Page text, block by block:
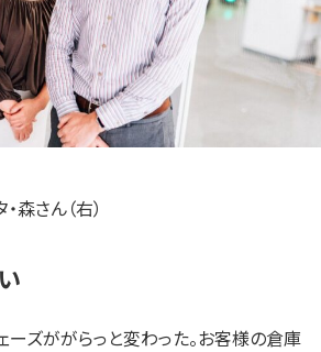
森さん（右）
ーズががらっと変わった。お客様の倉庫